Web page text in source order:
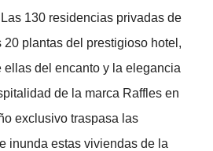
130 residencias privadas de
20 plantas del prestigioso hotel,
ellas del encanto y la elegancia
de la marca Raffles en
exclusivo traspasa las
inunda estas viviendas de la